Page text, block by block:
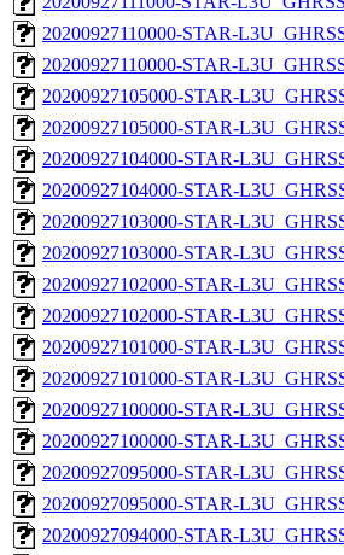
20200927110000-STAR-
20200927110000-STAR-
20200927105000-STAR-
20200927105000-STAR-
20200927104000-STAR-
20200927104000-STAR-
20200927103000-STAR-
20200927103000-STAR-
20200927102000-STAR-
20200927102000-STAR-
20200927101000-STAR-
20200927101000-STAR-
20200927100000-STAR-
20200927100000-STAR-
20200927095000-STAR-
20200927095000-STAR-
20200927094000-STAR-